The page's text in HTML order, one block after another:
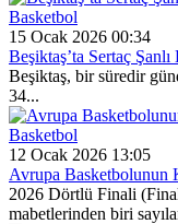
Basketbol
15 Ocak 2026 00:34
Beşiktaş’ta Sertaç
Beşiktaş, bir süredir
34...
Basketbol
12 Ocak 2026 13:05
Avrupa Basketbolunun
2026 Dörtlü Finali
mabetlerinden biri